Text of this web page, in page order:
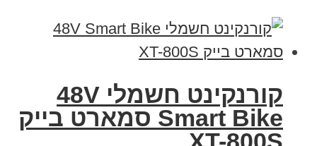
קורנקינט חשמלי 48V
Smart Bike סמארט בייק